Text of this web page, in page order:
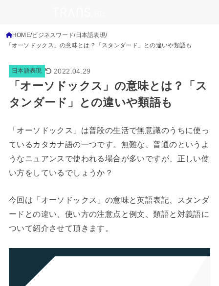
HOME ビジネスワード 日本語表現
「オーソドックス」の意味とは？「スタンダード」との違いや類語も
日本語表現 2022.04.29
「オーソドックス」の意味とは？「ス
タンダード」との違いや類語も
「オーソドックス」は普段の生活で無意識のうちに使っ
ているカタカナ語の一つです。無難な、普通のというよ
うなニュアンスで使われる場合が多いですが、正しい使
い方をしているでしょうか？
今回は「オーソドックス」の意味と英語表記、スタンダ
ードとの違い、使い方の注意点と例文、類語と対義語に
ついて紹介させて頂きます。